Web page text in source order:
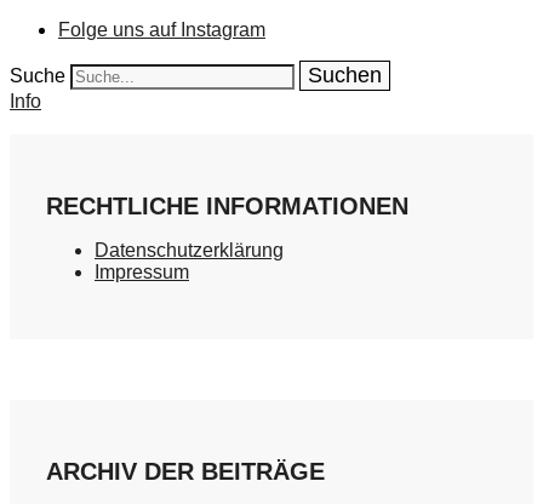
Folge uns auf Instagram
Suche
Info
RECHTLICHE INFORMATIONEN
Datenschutzerklärung
Impressum
ARCHIV DER BEITRÄGE